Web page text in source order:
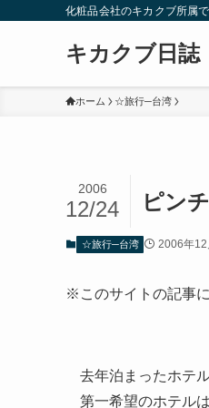
化粧品会社のキカクブ所属
キカクブ日誌
ホーム ☆旅行─台湾
ピンチ
2006
12/24
☆旅行─台湾 2006年12
※このサイトの記事
去年泊まったホテ
第一希望のホテル